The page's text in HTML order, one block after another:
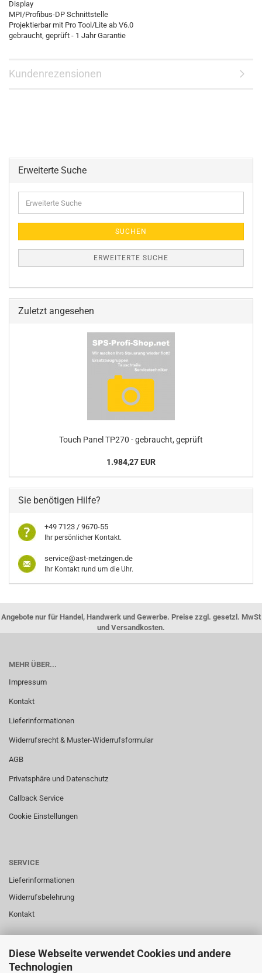
Diese Webseite verwendet Cookies und andere
Technologien
Display
MPI/Profibus-DP Schnittstelle
Projektierbar mit Pro Tool/Lite ab V6.0
gebraucht, geprüft - 1 Jahr Garantie
Kundenrezensionen
Erweiterte Suche
Suche
SUCHEN
ERWEITERTE SUCHE
Zuletzt angesehen
Touch Panel TP270 - gebraucht, geprüft
1.984,27 EUR
Sie benötigen Hilfe?
+49 7123 / 9670-55
Ihr persönlicher Kontakt.
service@ast-metzingen.de
Ihr Kontakt rund um die Uhr.
Angebote nur für Handel, Handwerk und Gewerbe. Preise zzgl. gesetzl. MwSt
und Versandkosten.
MEHR ÜBER...
Impressum
Kontakt
Lieferinformationen
Widerrufsrecht & Muster-Widerrufsformular
AGB
Privatsphäre und Datenschutz
Callback Service
Cookie Einstellungen
SERVICE
Lieferinformationen
Widerrufsbelehrung
Kontakt
SERVICE